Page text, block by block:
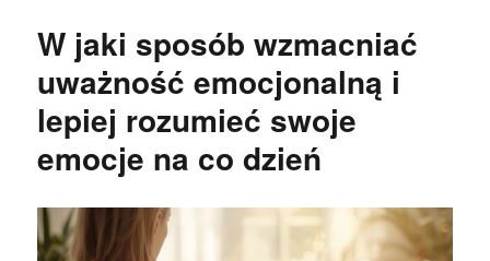
W jaki sposób wzmacniać
uważność emocjonalną i
lepiej rozumieć swoje
emocje na co dzień